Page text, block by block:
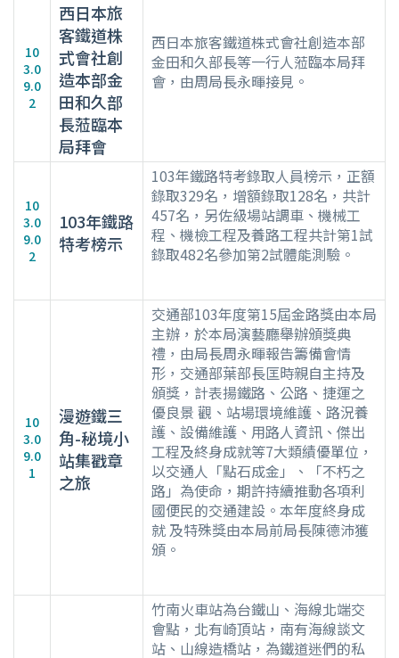
10
3.0
9.0
2
西日本旅
客鐵道株
式會社創
造本部金
田和久部
長蒞臨本
局拜會
西日本旅客鐵道株式會社創造本部
金田和久部長等一行人蒞臨本局拜
會，由周局長永暉接見。
10
3.0
9.0
2
103年鐵路
特考榜示
103年鐵路特考錄取人員榜示，正額
錄取329名，增額錄取128名，共計
457名，另佐級場站調車、機械工
程、機檢工程及養路工程共計第1試
錄取482名參加第2試體能測驗。
10
3.0
9.0
1
漫遊鐵三
角-秘境小
站集戳章
之旅
交通部103年度第15屆金路獎由本局
主辦，於本局演藝廳舉辦頒獎典
禮，由局長周永暉報告籌備會情
形，交通部葉部長匡時親自主持及
頒獎，計表揚鐵路、公路、捷運之
優良景 觀、站場環境維護、路況養
護、設備維護、用路人資訊、傑出
工程及終身成就等7大類績優單位，
以交通人「點石成金」、「不朽之
路」為使命，期許持續推動各項利
國便民的交通建設。本年度終身成
就 及特殊獎由本局前局長陳德沛獲
頒。
竹南火車站為台鐵山、海線北端交
會點，北有崎頂站，南有海線談文
站、山線造橋站，為鐵道迷們的私